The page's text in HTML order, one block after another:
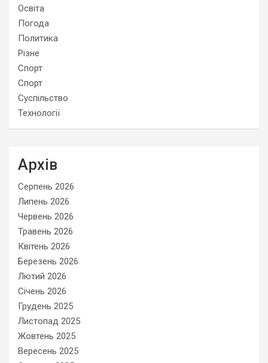
Освіта
Погода
Политика
Різне
Спорт
Спорт
Суспільство
Технології
Архів
Серпень 2026
Липень 2026
Червень 2026
Травень 2026
Квітень 2026
Березень 2026
Лютий 2026
Січень 2026
Грудень 2025
Листопад 2025
Жовтень 2025
Вересень 2025